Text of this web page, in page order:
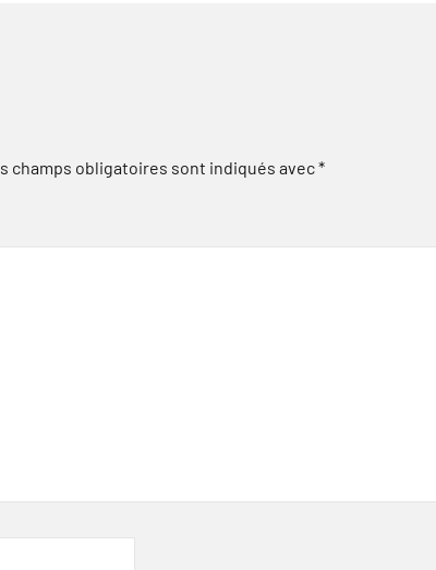
champs obligatoires sont indiqués avec*